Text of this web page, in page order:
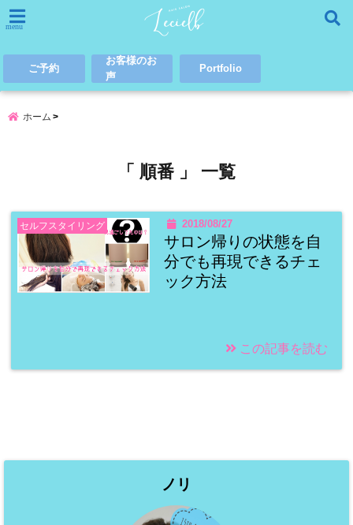
menu
ご予約
お客様のお
声
Portfolio
ホーム
「 順番 」 一覧
セルフスタイリング 2018/08/27
サロン帰りの状態を自
分でも再現できるチェ
ック方法
この記事を読む
ノリ